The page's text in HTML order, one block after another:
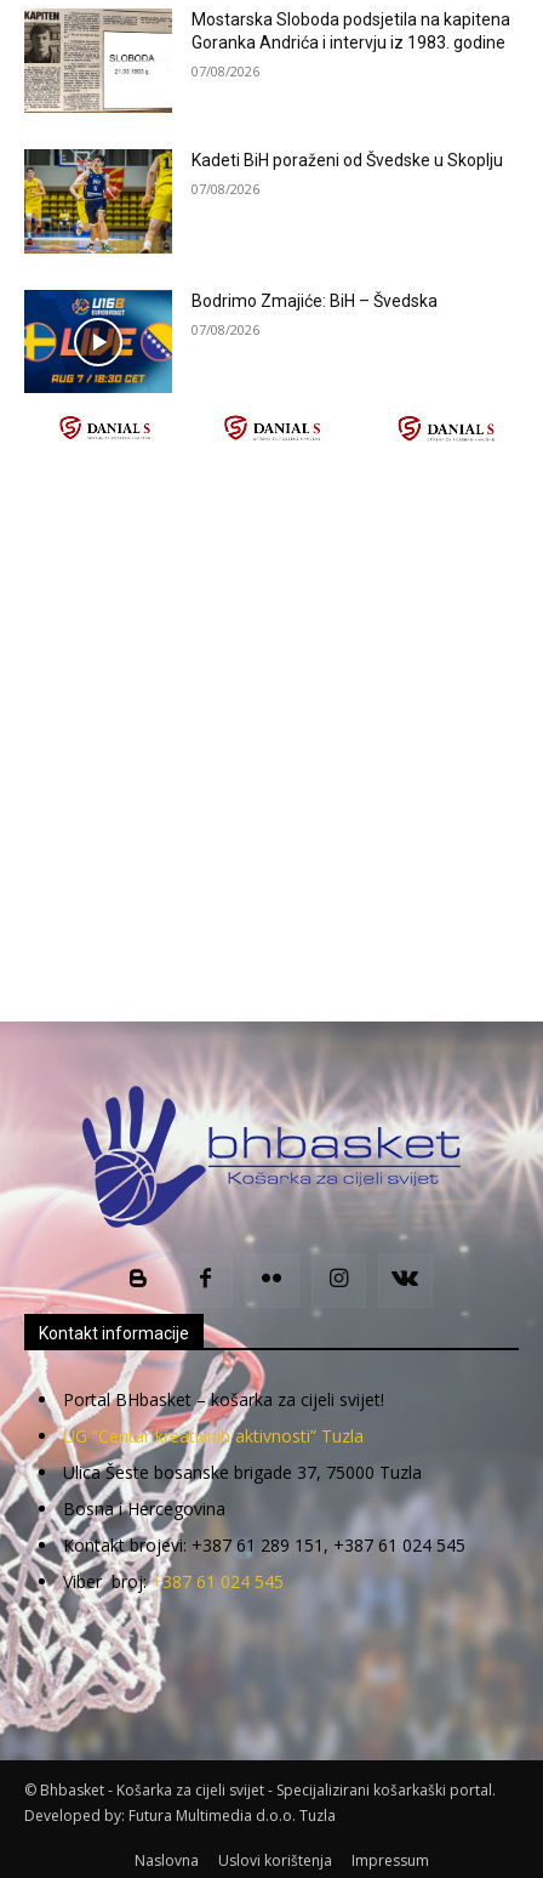
Mostarska Sloboda podsjetila na kapitena
Goranka Andrića i intervju iz 1983. godine
07/08/2026
Kadeti BiH poraženi od Švedske u Skoplju
07/08/2026
Bodrimo Zmajiće: BiH – Švedska
07/08/2026
Kontakt informacije
Portal BHbasket – košarka za cijeli svijet!
UG “Centar kreativnih aktivnosti” Tuzla
Ulica Šeste bosanske brigade 37, 75000 Tuzla
Bosna i Hercegovina
Kontakt brojevi: +387 61 289 151, +387 61 024 545
Viber broj:+387 61 024 545
© Bhbasket - Košarka za cijeli svijet - Specijalizirani košarkaški portal.
Developed by: Futura Multimedia d.o.o. Tuzla
Naslovna Uslovi korištenja Impressum